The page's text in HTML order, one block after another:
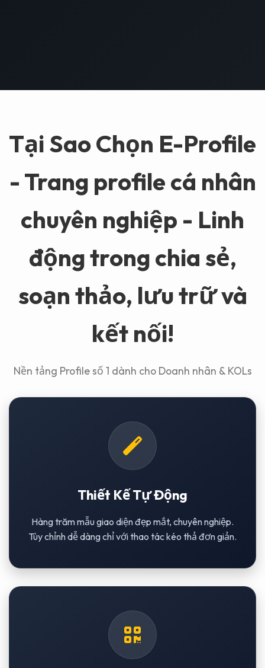
Tại Sao Chọn E-Profile
- Trang profile cá nhân
chuyên nghiệp - Linh
động trong chia sẻ,
soạn thảo, lưu trữ và
kết nối!
Nền tảng Profile số 1 dành cho Doanh nhân & KOLs
Thiết Kế Tự Động
Hàng trăm mẫu giao diện đẹp mắt, chuyên nghiệp.
Tùy chỉnh dễ dàng chỉ với thao tác kéo thả đơn giản.